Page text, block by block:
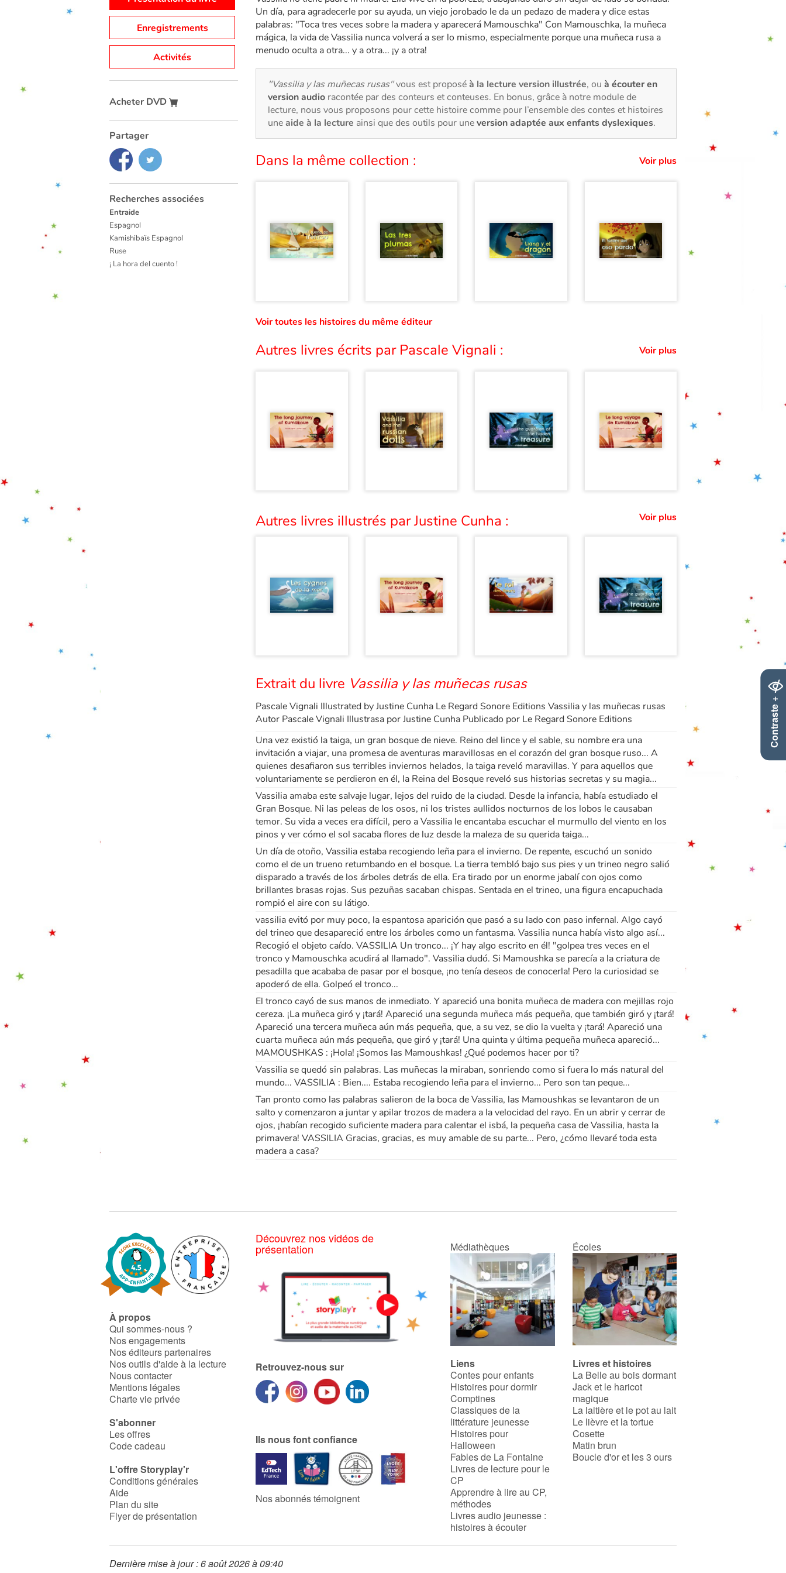
Contraste +
Enregistrements
Activités
Acheter DVD
Partager
Recherches associées
Entraide
Espagnol
Kamishibaïs Espagnol
Ruse
¡ La hora del cuento !
Un día, para agradecerle por su ayuda, un viejo jorobado le da un pedazo de madera y dice estas
palabras: "Toca tres veces sobre la madera y aparecerá Mamouschka" Con Mamouschka, la muñeca
mágica, la vida de Vassilia nunca volverá a ser lo mismo, especialmente porque una muñeca rusa a
menudo oculta a otra... y a otra... ¡y a otra!
"Vassilia y las muñecas rusas"vous est proposéà la lecture version illustrée, ou à écouter en
version audio racontée par des conteurs et conteuses. En bonus, grâce à notre module de
lecture, nous vous proposons pour cette histoire comme pour l’ensemble des contes et histoires
uneaide à la lecture ainsi que des outils pour uneversion adaptée aux enfants dyslexiques.
Dans la même collection : Voir plus
Voir toutes les histoires du même éditeur
Autres livres écrits par Pascale Vignali : Voir plus
Autres livres illustrés par Justine Cunha : Voir plus
Extrait du livre Vassilia y las muñecas rusas
Pascale Vignali Illustrated by Justine Cunha Le Regard Sonore Editions Vassilia y las muñecas rusas
Autor Pascale Vignali Illustrasa por Justine Cunha Publicado por Le Regard Sonore Editions
Una vez existió la taiga, un gran bosque de nieve. Reino del lince y el sable, su nombre era una
invitación a viajar, una promesa de aventuras maravillosas en el corazón del gran bosque ruso... A
quienes desafiaron sus terribles inviernos helados, la taiga reveló maravillas. Y para aquellos que
voluntariamente se perdieron en él, la Reina del Bosque reveló sus historias secretas y su magia...
Vassilia amaba este salvaje lugar, lejos del ruido de la ciudad. Desde la infancia, había estudiado el
Gran Bosque. Ni las peleas de los osos, ni los tristes aullidos nocturnos de los lobos le causaban
temor. Su vida a veces era difícil, pero a Vassilia le encantaba escuchar el murmullo del viento en los
pinos y ver cómo el sol sacaba flores de luz desde la maleza de su querida taiga...
Un día de otoño, Vassilia estaba recogiendo leña para el invierno. De repente, escuchó un sonido
como el de un trueno retumbando en el bosque. La tierra tembló bajo sus pies y un trineo negro salió
disparado a través de los árboles detrás de ella. Era tirado por un enorme jabalí con ojos como
brillantes brasas rojas. Sus pezuñas sacaban chispas. Sentada en el trineo, una figura encapuchada
rompió el aire con su látigo.
vassilia evitó por muy poco, la espantosa aparición que pasó a su lado con paso infernal. Algo cayó
del trineo que desapareció entre los árboles como un fantasma. Vassilia nunca había visto algo así...
Recogió el objeto caído. VASSILIA Un tronco... ¡Y hay algo escrito en él! "golpea tres veces en el
tronco y Mamouschka acudirá al llamado". Vassilia dudó. Si Mamoushka se parecía a la criatura de
pesadilla que acababa de pasar por el bosque, ¡no tenía deseos de conocerla! Pero la curiosidad se
apoderó de ella. Golpeó el tronco...
El tronco cayó de sus manos de inmediato. Y apareció una bonita muñeca de madera con mejillas rojo
cereza. ¡La muñeca giró y ¡tará! Apareció una segunda muñeca más pequeña, que también giró y ¡tará!
Apareció una tercera muñeca aún más pequeña, que, a su vez, se dio la vuelta y ¡tará! Apareció una
cuarta muñeca aún más pequeña, que giró y ¡tará! Una quinta y última pequeña muñeca apareció...
MAMOUSHKAS : ¡Hola! ¡Somos las Mamoushkas! ¿Qué podemos hacer por ti?
Vassilia se quedó sin palabras. Las muñecas la miraban, sonriendo como si fuera lo más natural del
mundo... VASSILIA : Bien.... Estaba recogiendo leña para el invierno... Pero son tan peque...
Tan pronto como las palabras salieron de la boca de Vassilia, las Mamoushkas se levantaron de un
salto y comenzaron a juntar y apilar trozos de madera a la velocidad del rayo. En un abrir y cerrar de
ojos, ¡habían recogido suficiente madera para calentar el isbá, la pequeña casa de Vassilia, hasta la
primavera! VASSILIA Gracias, gracias, es muy amable de su parte... Pero, ¿cómo llevaré toda esta
madera a casa?
À propos
Qui sommes-nous ?
Nos engagements
Nos éditeurs partenaires
Nos outils d'aide à la lecture
Nous contacter
Mentions légales
Charte vie privée
S'abonner
Les offres
Code cadeau
L'offre Storyplay'r
Conditions générales
Aide
Plan du site
Flyer de présentation
Découvrez nos vidéos de
présentation
Retrouvez-nous sur
Ils nous font confiance
Nos abonnés témoignent
Médiathèques Écoles
Liens
Contes pour enfants
Histoires pour dormir
Comptines
Classiques de la
littérature jeunesse
Histoires pour
Halloween
Fables de La Fontaine
Livres de lecture pour le
CP
Apprendre à lire au CP,
méthodes
Livres audio jeunesse :
histoires à écouter
Livres et histoires
La Belle au bois dormant
Jack et le haricot
magique
La laitière et le pot au lait
Le lièvre et la tortue
Cosette
Matin brun
Boucle d'or et les 3 ours
Dernière mise à jour : 6 août 2026 à 09:40